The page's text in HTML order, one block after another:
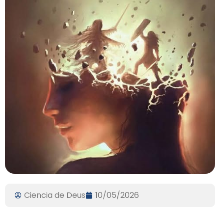
Ciencia de Deus 10/05/2026